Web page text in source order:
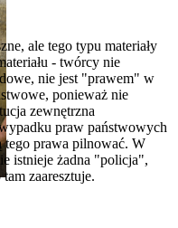
ale tego typu materiały
- twórcy nie
nie jest "prawem" w
ponieważ nie
zewnętrzna
praw państwowych
tego prawa pilnować. W
istnieje żadna "policja",
zaaresztuje.